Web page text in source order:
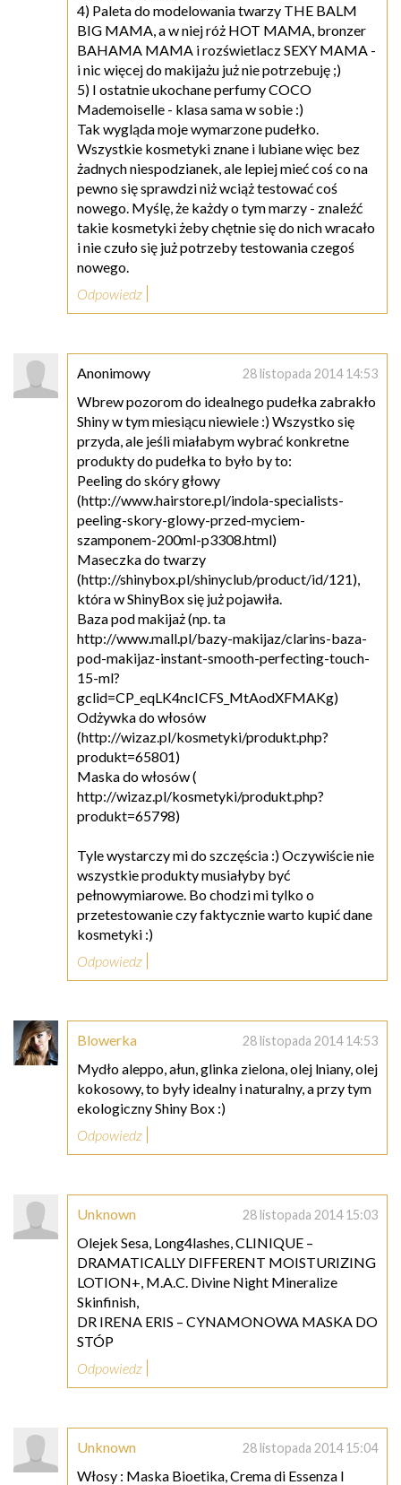
4) Paleta do modelowania twarzy THE BALM
BIG MAMA, a w niej róż HOT MAMA, bronzer
BAHAMA MAMA i rozświetlacz SEXY MAMA -
i nic więcej do makijażu już nie potrzebuję ;)
5) I ostatnie ukochane perfumy COCO
Mademoiselle - klasa sama w sobie :)
Tak wygląda moje wymarzone pudełko.
Wszystkie kosmetyki znane i lubiane więc bez
żadnych niespodzianek, ale lepiej mieć coś co na
pewno się sprawdzi niż wciąż testować coś
nowego. Myślę, że każdy o tym marzy - znaleźć
takie kosmetyki żeby chętnie się do nich wracało
i nie czuło się już potrzeby testowania czegoś
nowego.
Odpowiedz
Anonimowy 28 listopada 2014 14:53
Wbrew pozorom do idealnego pudełka zabrakło
Shiny w tym miesiącu niewiele :) Wszystko się
przyda, ale jeśli miałabym wybrać konkretne
produkty do pudełka to było by to:
Peeling do skóry głowy
(http://www.hairstore.pl/indola-specialists-
peeling-skory-glowy-przed-myciem-
szamponem-200ml-p3308.html)
Maseczka do twarzy
(http://shinybox.pl/shinyclub/product/id/121),
która w ShinyBox się już pojawiła.
Baza pod makijaż (np. ta
http://www.mall.pl/bazy-makijaz/clarins-baza-
pod-makijaz-instant-smooth-perfecting-touch-
15-ml?
gclid=CP_eqLK4ncICFS_MtAodXFMAKg)
Odżywka do włosów
(http://wizaz.pl/kosmetyki/produkt.php?
produkt=65801)
Maska do włosów (
http://wizaz.pl/kosmetyki/produkt.php?
produkt=65798)
Tyle wystarczy mi do szczęścia :) Oczywiście nie
wszystkie produkty musiałyby być
pełnowymiarowe. Bo chodzi mi tylko o
przetestowanie czy faktycznie warto kupić dane
kosmetyki :)
Odpowiedz
Blowerka 28 listopada 2014 14:53
Mydło aleppo, ałun, glinka zielona, olej lniany, olej
kokosowy, to były idealny i naturalny, a przy tym
ekologiczny Shiny Box :)
Odpowiedz
Unknown 28 listopada 2014 15:03
Olejek Sesa, Long4lashes, CLINIQUE –
DRAMATICALLY DIFFERENT MOISTURIZING
LOTION+, M.A.C. Divine Night Mineralize
Skinfinish,
DR IRENA ERIS – CYNAMONOWA MASKA DO
STÓP
Odpowiedz
Unknown 28 listopada 2014 15:04
Włosy : Maska Bioetika, Crema di Essenza I